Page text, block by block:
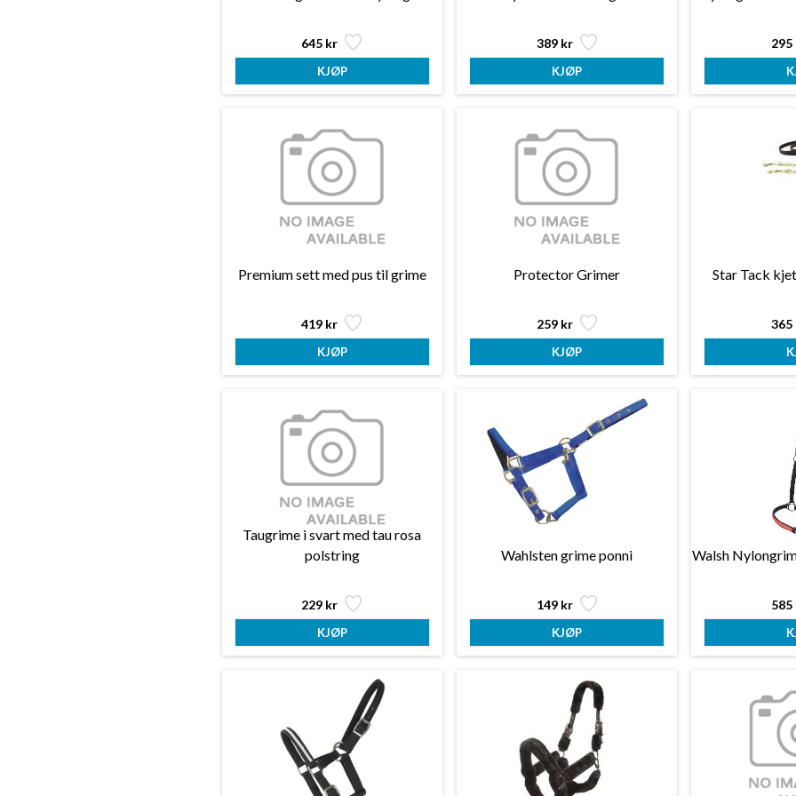
645 kr 389 kr 295
Premium sett med pus til grime
419 kr
Protector Grimer
259 kr
Star Tack
365
Taugrime i svart med tau rosa
polstring
229 kr
Wahlsten grime ponni
149 kr
Walsh
585